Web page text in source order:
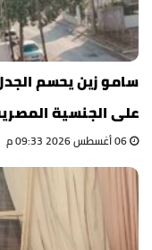
سامو زين يحسم
على الجنسية